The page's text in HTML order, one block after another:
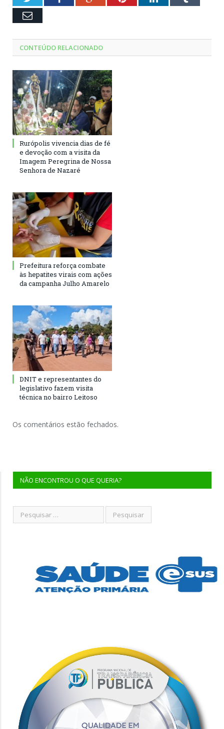
Email
CONTEÚDO RELACIONADO
Rurópolis vivencia dias de fé
e devoção com a visita da
Imagem Peregrina de Nossa
Senhora de Nazaré
Prefeitura reforça combate
às hepatites virais com ações
da campanha Julho Amarelo
DNIT e representantes do
legislativo fazem visita
técnica no bairro Leitoso
Os comentários estão fechados.
NÃO ENCONTROU O QUE QUERIA?